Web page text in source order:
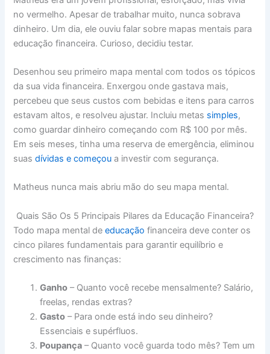
no vermelho. Apesar de trabalhar muito, nunca sobrava
dinheiro. Um dia, ele ouviu falar sobre mapas mentais para
educação financeira. Curioso, decidiu testar.
Desenhou seu primeiro mapa mental com todos os tópicos
da sua vida financeira. Enxergou onde gastava mais,
percebeu que seus custos com bebidas e itens para carros
estavam altos, e resolveu ajustar. Incluiu metas simples,
como guardar dinheiro começando com R$ 100 por mês.
Em seis meses, tinha uma reserva de emergência, eliminou
suasdívidas e começou a investir com segurança.
Matheus nunca mais abriu mão do seu mapa mental.
Quais São Os 5 Principais Pilares da Educação Financeira?
Todo mapa mental deeducação financeira deve conter os
cinco pilares fundamentais para garantir equilíbrio e
crescimento nas finanças:
Ganho – Quanto você recebe mensalmente? Salário,
freelas, rendas extras?
Gasto – Para onde está indo seu dinheiro?
Essenciais e supérfluos.
Poupança – Quanto você guarda todo mês? Tem um